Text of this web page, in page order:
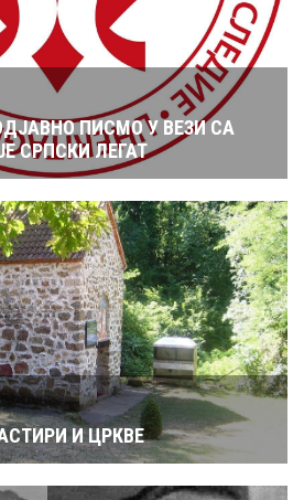
ПИСМО У ВЕЗИ СА
СРПСКИ ЛЕГАТ
И ЦРКВЕ